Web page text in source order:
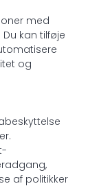
med
kan tilføje
og
af politikker